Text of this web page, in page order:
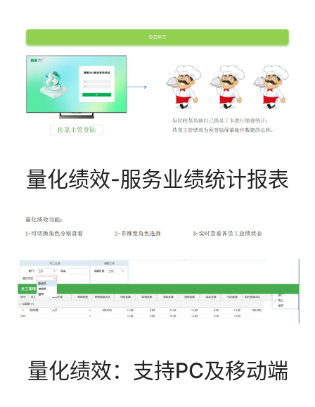
量化绩效-服务业绩统计报表
量化绩效：支持PC及移动端